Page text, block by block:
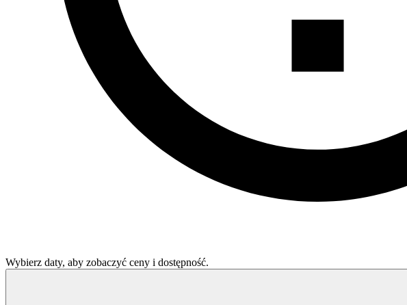
Wybierz daty, aby zobaczyć ceny i dostępność.